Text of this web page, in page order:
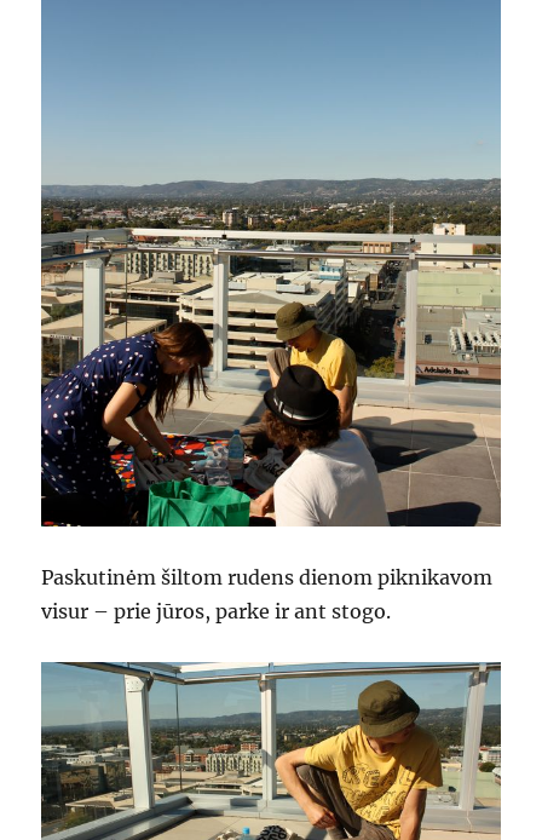
Paskutinėm šiltom rudens dienom piknikavom
visur – prie jūros, parke ir ant stogo.